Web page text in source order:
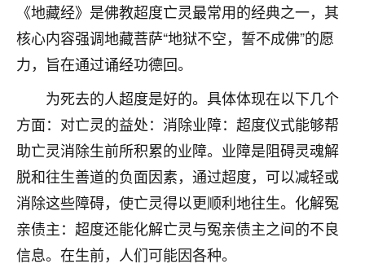
《地藏经》是佛教超度亡灵最常用的经典之一，其
核心内容强调地藏菩萨“地狱不空，誓不成佛”的愿
力，旨在通过诵经功德回。
为死去的人超度是好的。具体体现在以下几个
方面：对亡灵的益处：消除业障：超度仪式能够帮
助亡灵消除生前所积累的业障。业障是阻碍灵魂解
脱和往生善道的负面因素，通过超度，可以减轻或
消除这些障碍，使亡灵得以更顺利地往生。化解冤
亲债主：超度还能化解亡灵与冤亲债主之间的不良
信息。在生前，人们可能因各种。
付深
我是公司人事调整，有升迁机会，但同时竞争的我们
三个，找老师的时候是抱着侥幸心理，没想到老师看
着我晋升有望，我半信半疑的按照老师建议，做了化
太岁还有一个发钱粮，本来年前的人事调整，拖到年
后，我以为都没戏了，结果开年一上班，开会提拔升
职第一个就是我，职务无所谓，主要是底薪加了
3000，非常开心，无论如何，感恩感谢！🙏🏻
鹿森：恭喜升职加薪！！，请客吗？�
12小时前 来自北京 32